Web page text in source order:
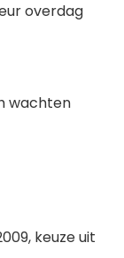
overdag
wachten
keuze uit